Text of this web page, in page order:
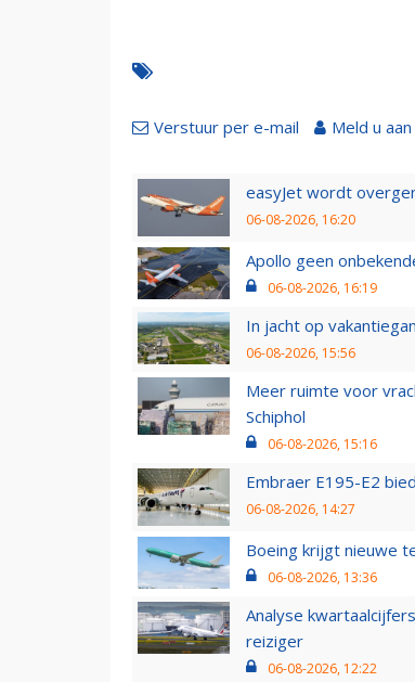
Verstuur per e-mail Meld u
easyJet wordt
06-08-2026, 16:20
Apollo geen
06-08-2026, 16:19
In jacht op
06-08-2026, 15:56
Meer ruimte voor
Schiphol
06-08-2026, 15:16
Embraer E195-E2
06-08-2026, 14:27
Boeing krijgt nieuwe
06-08-2026, 13:36
Analyse
reiziger
06-08-2026, 12:22